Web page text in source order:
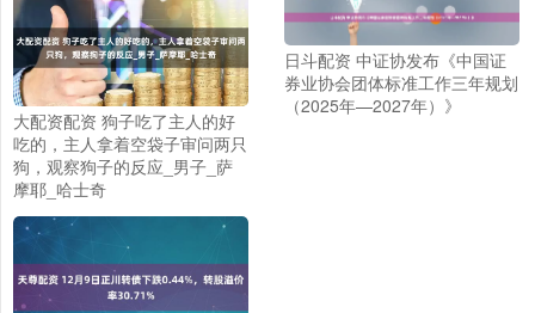
大配资配资 狗子吃了主人的好
吃的，主人拿着空袋子审问两只
狗，观察狗子的反应_男子_萨
摩耶_哈士奇
日斗配资 中证协发布《中国证
券业协会团体标准工作三年规划
（2025年—2027年）》